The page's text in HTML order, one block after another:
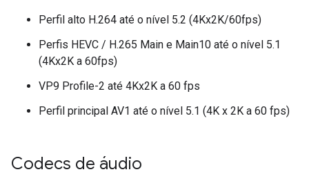
Perfil alto H.264 até o nível 5.2 (4Kx2K/60fps)
Perfis HEVC / H.265 Main e Main10 até o nível 5.1
(4Kx2K a 60fps)
VP9 Profile-2 até 4Kx2K a 60 fps
Perfil principal AV1 até o nível 5.1 (4K x 2K a 60 fps)
Codecs de áudio